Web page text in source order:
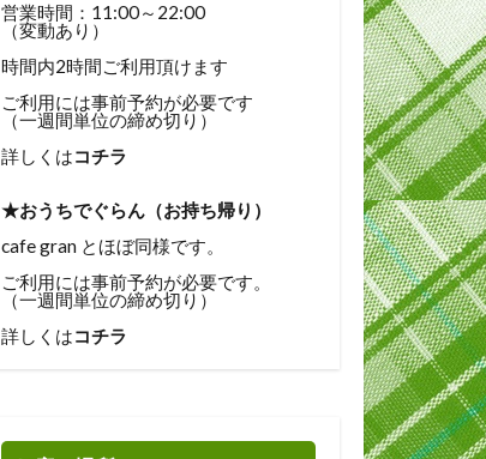
営業時間：11:00～22:00
（変動あり）
時間内2時間ご利用頂けます
ご利用には事前予約が必要です
（一週間単位の締め切り）
詳しくはコチラ
★おうちでぐらん（お持ち帰り）
cafe gran とほぼ同様です。
ご利用には事前予約が必要です。
（一週間単位の締め切り）
詳しくはコチラ